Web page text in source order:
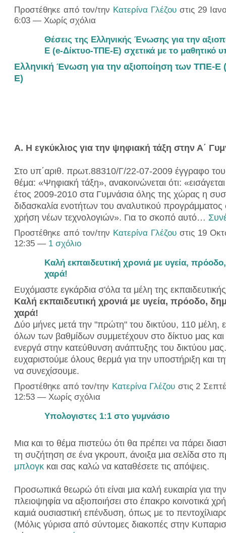
Προστέθηκε από τον/την Κατερίνα Γλέζουστις 29
6:03 — Χωρίς σχόλια
Θέσεις της Ελληνικής Ένωσης για την
Ε (e-Δίκτυο-ΤΠΕ-Ε) σχετικά με το μαθητικό
Ελληνική Ένωση για την αξιοποίηση των ΤΠΕ-Ε
Ε)
Α. Η εγκύκλιος για την ψηφιακή τάξη στην Α΄
Στο υπ΄αριθ. πρωτ.88310/Γ/22-07-2009 έγγραφο
θέμα: «Ψηφιακή τάξη», ανακοινώνεται ότι:
έτος 2009-2010 στα Γυμνάσια όλης της χώρας η
διδασκαλία ενοτήτων του αναλυτικού
χρήση νέων τεχνολογιών». Για το σκοπό αυτό…
Προστέθηκε από τον/την Κατερίνα Γλέζουστις 19
12:35 — 1 σχόλιο
Καλή εκπαιδευτική χρονιά με υγεία,
χαρά!
Ευχόμαστε εγκάρδια σ'όλα τα μέλη της
Καλή εκπαιδευτική χρονιά με υγεία, πρόοδο,
χαρά!
Δύο μήνες μετά την "πρώτη" του δικτύου, 110 μέλη,
όλων των βαθμίδων συμμετέχουν στο δίκτυο μας
ενεργά στην κατεύθυνση ανάπτυξης του δικτύου
ευχαριστούμε όλους θερμά για την υποστήριξη και
να συνεχίσουμε.
Προστέθηκε από τον/την Κατερίνα Γλέζου στις 2
12:53 — Χωρίς σχόλια
Υπολογιστες 1:1 στο γυμνάσιο
Μια και το θέμα πιστεύω ότι θα πρέπει να πάρει
τη συζήτηση σε ένα γκρουπ, άνοιξα μια σελίδα στο
μπλογκκαι σας καλώ να καταθέσετε τις απόψεις.
Προσωπικά θεωρώ ότι είναι μια καλή ευκαιρία για
πλειοψηφία να αξιοποιήσει στο έπακρο κοινοτικά
καμιά ουσιαστική επένδυση, όπως με το
(Μόλις γύρισα από σύντομες διακοπές στην